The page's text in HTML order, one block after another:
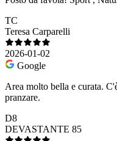
TC
Teresa Carparelli
2026-01-02
Google
Area molto bella e curata.
pranzare.
D8
DEVASTANTE 85